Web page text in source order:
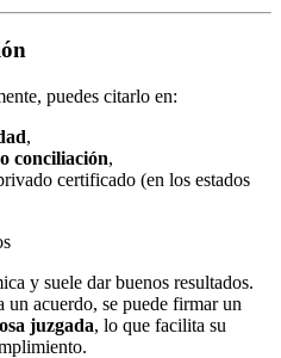
puedes citarlo en:
,
conciliación,
certificado (en los estados
y suele dar buenos resultados.
un acuerdo, se puede firmar un
juzgada, lo que facilita su